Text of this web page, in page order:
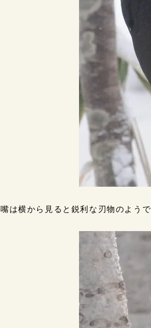
嘴は横から見ると鋭利な刃物のようで